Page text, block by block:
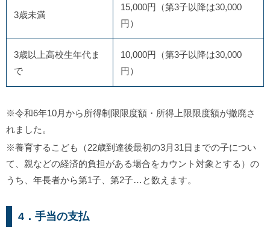
3歳未満
15,000円（第3子以降は30,000
円）
3歳以上高校生年代ま
で
10,000円（第3子以降は30,000
円）
※令和6年10月から所得制限限度額・所得上限限度額が撤廃さ
れました。
※養育するこども（22歳到達後最初の3月31日までの子につい
て、親などの経済的負担がある場合をカウント対象とする）の
うち、年長者から第1子、第2子…と数えます。
4．手当の支払